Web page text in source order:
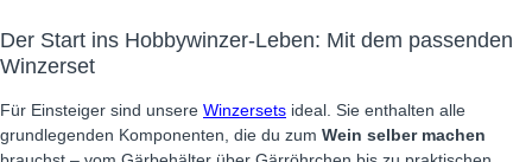
Der Start ins Hobbywinzer-Leben: Mit dem passenden
Winzerset
Für Einsteiger sind unsere Winzersets ideal. Sie enthalten alle
grundlegenden Komponenten, die du zum Wein selber machen